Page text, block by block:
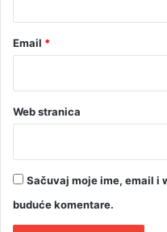
Email *
Web stranica
Sačuvaj moje ime, email i
buduće komentare.